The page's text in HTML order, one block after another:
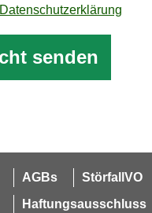
Datenschutzerklärung
AGBs
StörfallVO
Haftungsausschluss